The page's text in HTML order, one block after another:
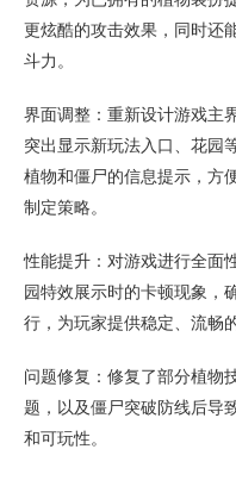
更炫酷的攻击效果，同时还
斗力。
界面调整：重新设计游戏主
突出显示新玩法入口、花园
植物和僵尸的信息提示，方
制定策略。
性能提升：对游戏进行全面
园特效展示时的卡顿现象，
行，为玩家提供稳定、流畅
问题修复：修复了部分植物
题，以及僵尸突破防线后导
和可玩性。